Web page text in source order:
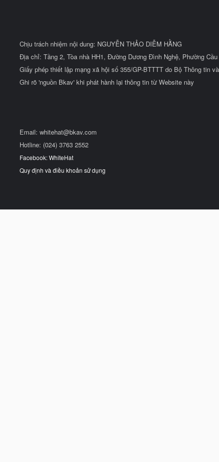
Chịu trách nhiệm nội dung: NGUYỄN THẢO DIỄM HẰNG
Địa chỉ: Tầng 2, Tòa nhà HH1, Đường Dương Đình Nghệ, Phường
Giấy phép thiết lập mạng xã hội số 355/GP-BTTTT do Bộ Thông tin
Ghi rõ 'nguồn Bkav' khi phát hành lại thông tin từ Website này
Email: whitehat@bkav.com
Hotline: (024) 3763 2552
Facebook: WhiteHat
Quy định và điều khoản sử dụng